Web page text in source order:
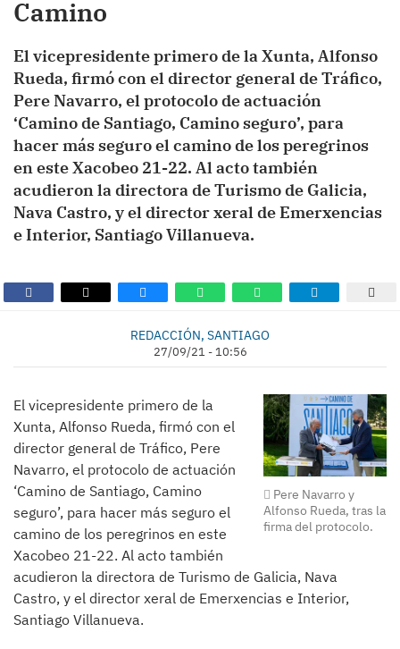
Camino
El vicepresidente primero de la Xunta, Alfonso
Rueda, firmó con el director general de Tráfico,
Pere Navarro, el protocolo de actuación
‘Camino de Santiago, Camino seguro’, para
hacer más seguro el camino de los peregrinos
en este Xacobeo 21-22. Al acto también
acudieron la directora de Turismo de Galicia,
Nava Castro, y el director xeral de Emerxencias
e Interior, Santiago Villanueva.
REDACCIÓN, SANTIAGO
27/09/21 - 10:56
Pere Navarro y
Alfonso Rueda, tras la
firma del protocolo.
El vicepresidente primero de la
Xunta, Alfonso Rueda, firmó con el
director general de Tráfico, Pere
Navarro, el protocolo de actuación
‘Camino de Santiago, Camino
seguro’, para hacer más seguro el
camino de los peregrinos en este
Xacobeo 21-22. Al acto también
acudieron la directora de Turismo de Galicia, Nava
Castro, y el director xeral de Emerxencias e Interior,
Santiago Villanueva.